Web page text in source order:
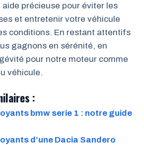
aide précieuse pour éviter les
et entretenir votre véhicule
conditions. En restant attentifs
gagnons en sérénité, en
pour notre moteur comme
véhicule.
:
bmw serie 1 : notre guide
d’une Dacia Sandero